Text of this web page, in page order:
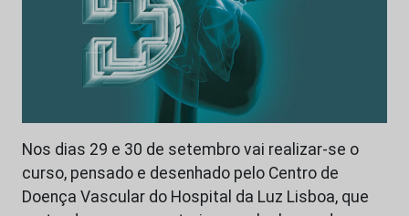
Nos dias 29 e 30 de setembro vai realizar-se o
curso, pensado e desenhado pelo Centro de
Doença Vascular do Hospital da Luz Lisboa, que